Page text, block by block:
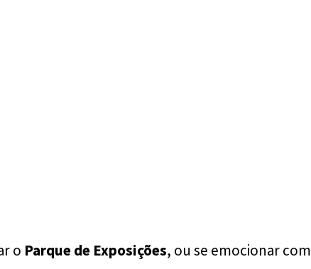
o Parque de Exposições, ou se emocionar com